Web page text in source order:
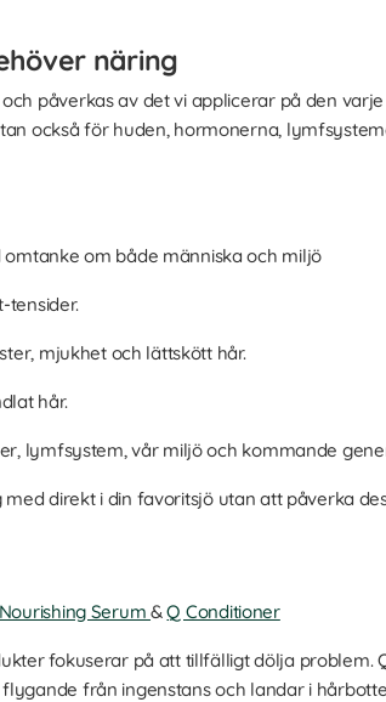
näring
påverkas av det vi applicerar på den
också för huden, hormonerna,
om både människa och miljö
tensider.
mjukhet och lättskött hår.
hår.
lymfsystem, vår miljö och kommande
direkt i din favoritsjö utan att påverka
Serum&Q Conditioner
fokuserar på att tillfälligt dölja problem.
från ingenstans och landar i